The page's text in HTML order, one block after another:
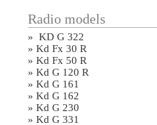
Radio models
» KD G 322
» Kd Fx 30 R
» Kd Fx 50 R
» Kd G 120 R
» Kd G 161
» Kd G 162
» Kd G 230
» Kd G 331